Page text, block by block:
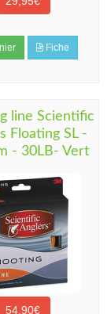
Fiche
line Scientific
Floating SL -
- 30LB- Vert
54,90€